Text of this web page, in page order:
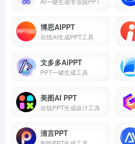
博思AIPPT
在线AI生成PPT工具
文多多AiPPT
PPT一键生成工具
美图AI PPT
在线PPT生成设计工具
清言PPT